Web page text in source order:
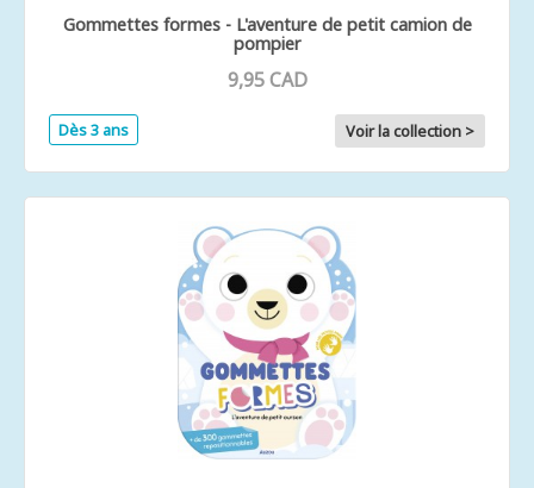
Gommettes formes - L'aventure de petit camion de
pompier
9,95 CAD
Dès 3 ans Voir la collection >